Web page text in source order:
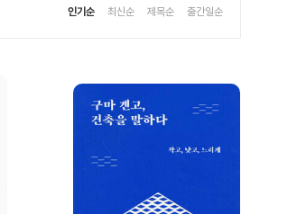
인기순 최신순 제목순 출간일순